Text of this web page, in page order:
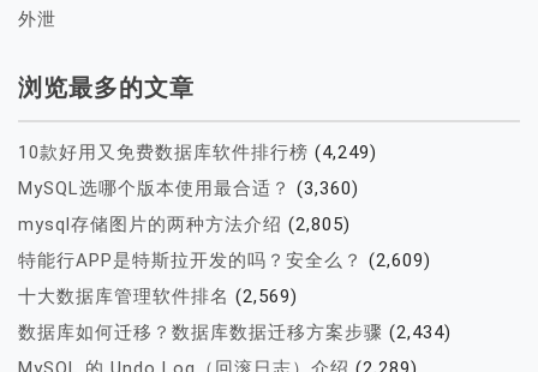
外泄
浏览最多的文章
10款好用又免费数据库软件排行榜 (4,249)
MySQL选哪个版本使用最合适？ (3,360)
mysql存储图片的两种方法介绍 (2,805)
特能行APP是特斯拉开发的吗？安全么？ (2,609)
十大数据库管理软件排名 (2,569)
数据库如何迁移？数据库数据迁移方案步骤 (2,434)